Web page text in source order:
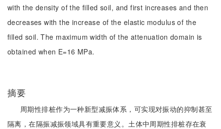
with the density of the filled soil, and first increases and then
decreases with the increase of the elastic modulus of the
filled soil. The maximum width of the attenuation domain is
obtained when E=16 MPa.
摘要
周期性排桩作为一种新型减振体系，可实现对振动的抑制甚至
隔离，在隔振减振领域具有重要意义。土体中周期性排桩存在衰